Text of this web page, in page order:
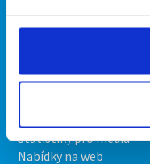
O portálu
O nás
Statistiky pro média
Nabídky na web